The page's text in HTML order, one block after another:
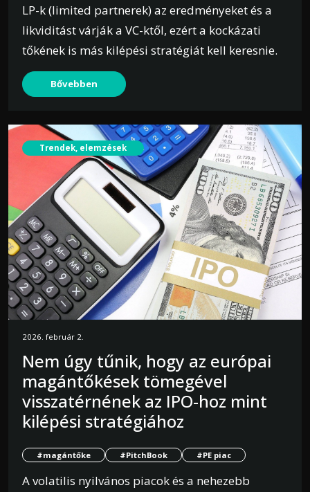
LP-k (limited partnerek) az eredményeket és a
likviditást várják a VC-ktől, ezért a kockázati
tőkének is más kilépési stratégiát kell keresnie.
Bővebben
Trendek, elemzések
2026. február 2.
Nem úgy tűnik, hogy az európai
magántőkések tömegével
visszatérnének az IPO-hoz mint
kilépési stratégiához
#magántőke #PitchBook #PE piac
A volatilis nyilvános piacok és a nehezebb